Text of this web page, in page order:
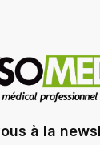
à la